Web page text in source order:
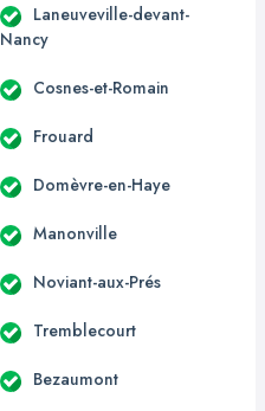
Laneuveville-devant-
Nancy
Cosnes-et-Romain
Frouard
Domèvre-en-Haye
Manonville
Noviant-aux-Prés
Tremblecourt
Bezaumont